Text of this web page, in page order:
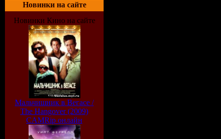
Новинки на сайте
Новинки Кино на сайте
Мальчишник в Вегасе /
The Hangover (2009)
CAMRip онлайн